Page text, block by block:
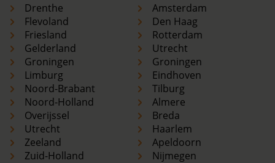
Drenthe
Flevoland
Friesland
Gelderland
Groningen
Limburg
Noord-Brabant
Noord-Holland
Overijssel
Utrecht
Zeeland
Zuid-Holland
Amsterdam
Den Haag
Rotterdam
Utrecht
Groningen
Eindhoven
Tilburg
Almere
Breda
Haarlem
Apeldoorn
Nijmegen